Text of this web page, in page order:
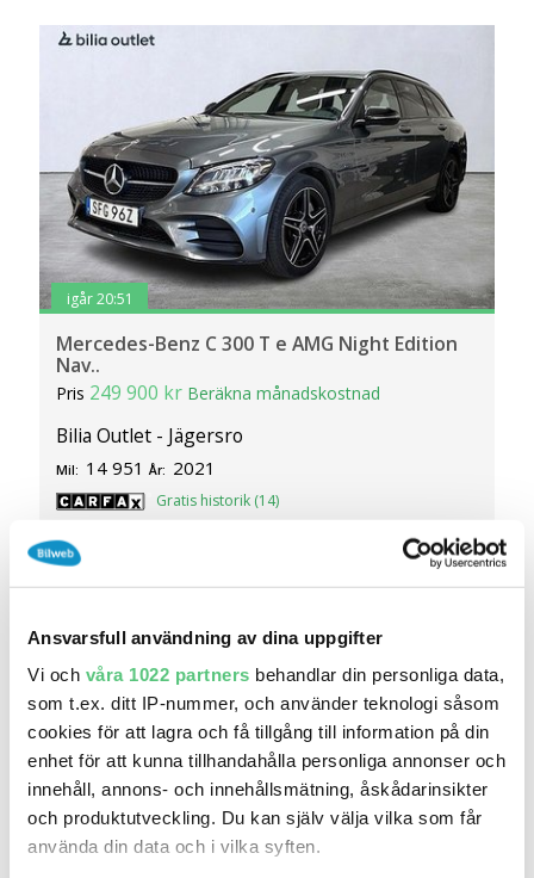
Ansvarsfull användning av dina uppgifter
Vi och våra 1022 partners behandlar din personliga data,
som t.ex. ditt IP-nummer, och använder teknologi såsom
cookies för att lagra och få tillgång till information på din
enhet för att kunna tillhandahålla personliga annonser och
innehåll, annons- och innehållsmätning, åskådarinsikter
och produktutveckling. Du kan själv välja vilka som får
använda din data och i vilka syften.
igår 20:51
Mercedes-Benz C 300 T e AMG Night Edition
Nav..
Pris 249 900 kr Beräkna månadskostnad
Bilia Outlet - Jägersro
Mil: 14 951 År: 2021
Gratis historik (14)
Räkna på försäkring
Jämför Se bil